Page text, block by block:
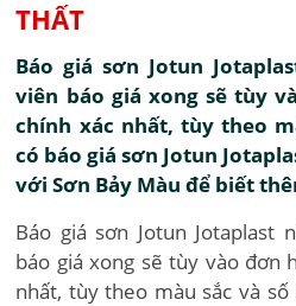
THẤT
Báo giá sơn Jotun
viên báo giá xong sẽ tùy
chính xác nhất, tùy theo
có báo giá sơn Jotun
với Sơn Bảy Màu để biết
Báo giá sơn Jotun Jotaplast
báo giá xong sẽ tùy vào đơn
nhất, tùy theo màu sắc và